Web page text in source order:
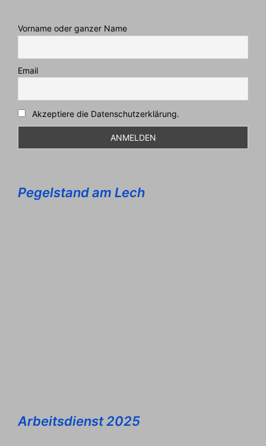
Vorname oder ganzer Name
Email
Akzeptiere die Datenschutzerklärung.
Pegelstand am Lech
Arbeitsdienst 2025